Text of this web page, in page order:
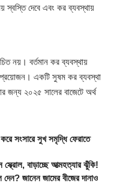
স্বস্তি দেবে এবং কর ব্যবস্থায়
নয়। বর্তমান কর ব্যবস্থায়
প্রয়োজন। একটি সুষম কর ব্যবস্থা
জন্য ২০২৫ সালের বাজেটে অর্থ
সংসারে সুখ সমৃদ্ধি ফেরাতে
বাড়াচ্ছে আত্মহত্যার ঝুঁকি!
জানেন জামের বীজের দানাও